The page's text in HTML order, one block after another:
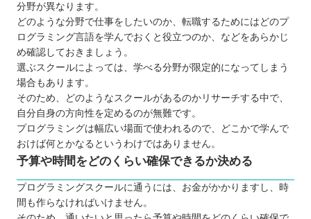
お得にプログラミングスクールに通える制度
プログラミングスクールで挫折しないために
TECH I.S.（テックアイエス）
TechAcademy（侍エンジニア）
TechAcademy（テックアカデミー）
パソコン教室アビバ 沖縄校
CODE BASE OKINAWA
DMM WEBCAMP
SUNABACOプログラミングスクール
【沖縄】子ども向けのおすすめプログラミングスク
ール3選
分野が異なります。
どのような分野で仕事をしたいのか、転職するためにはどのプ
ログラミング言語を学んでおくと役立つのか、などをあらかじ
め確認しておきましょう。
選ぶスクールによっては、学べる分野が限定的になってしまう
場合もあります。
そのため、どのようなスクールがあるのかリサーチする中で、
自分自身の方向性を定めるのが無難です。
プログラミングは幅広い場面で使われるので、どこかで学んで
おけば何とかなるというわけではありません。
予算や時間をどのくらい確保できるか決める
プログラミングスクールに通うには、お金がかかりますし、時
間も作らなければいけません。